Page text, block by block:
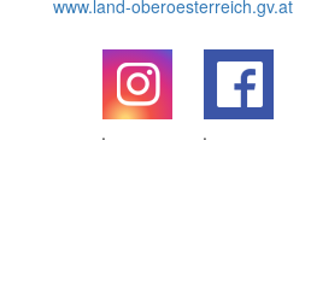
www.land-oberoesterreich.gv.at
.
.